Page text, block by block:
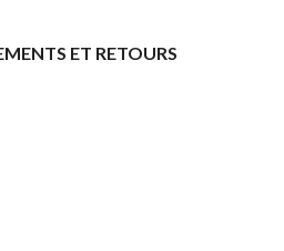
ET RETOURS